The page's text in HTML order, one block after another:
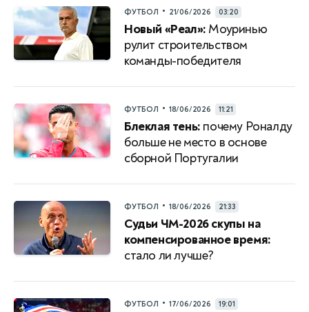
ФУТБОЛ • 21/06/2026 03:20
Новый «Реал»: Моуринью
рулит строительством
команды-победителя
ФУТБОЛ • 18/06/2026 11:21
Блеклая тень: почему Роналду
больше не место в основе
сборной Португалии
ФУТБОЛ • 18/06/2026 21:33
Судьи ЧМ-2026 скупы на
компенсированное время:
стало ли лучше?
ФУТБОЛ • 17/06/2026 19:01